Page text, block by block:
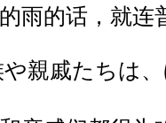
雨的话，就连
親戚たちは、